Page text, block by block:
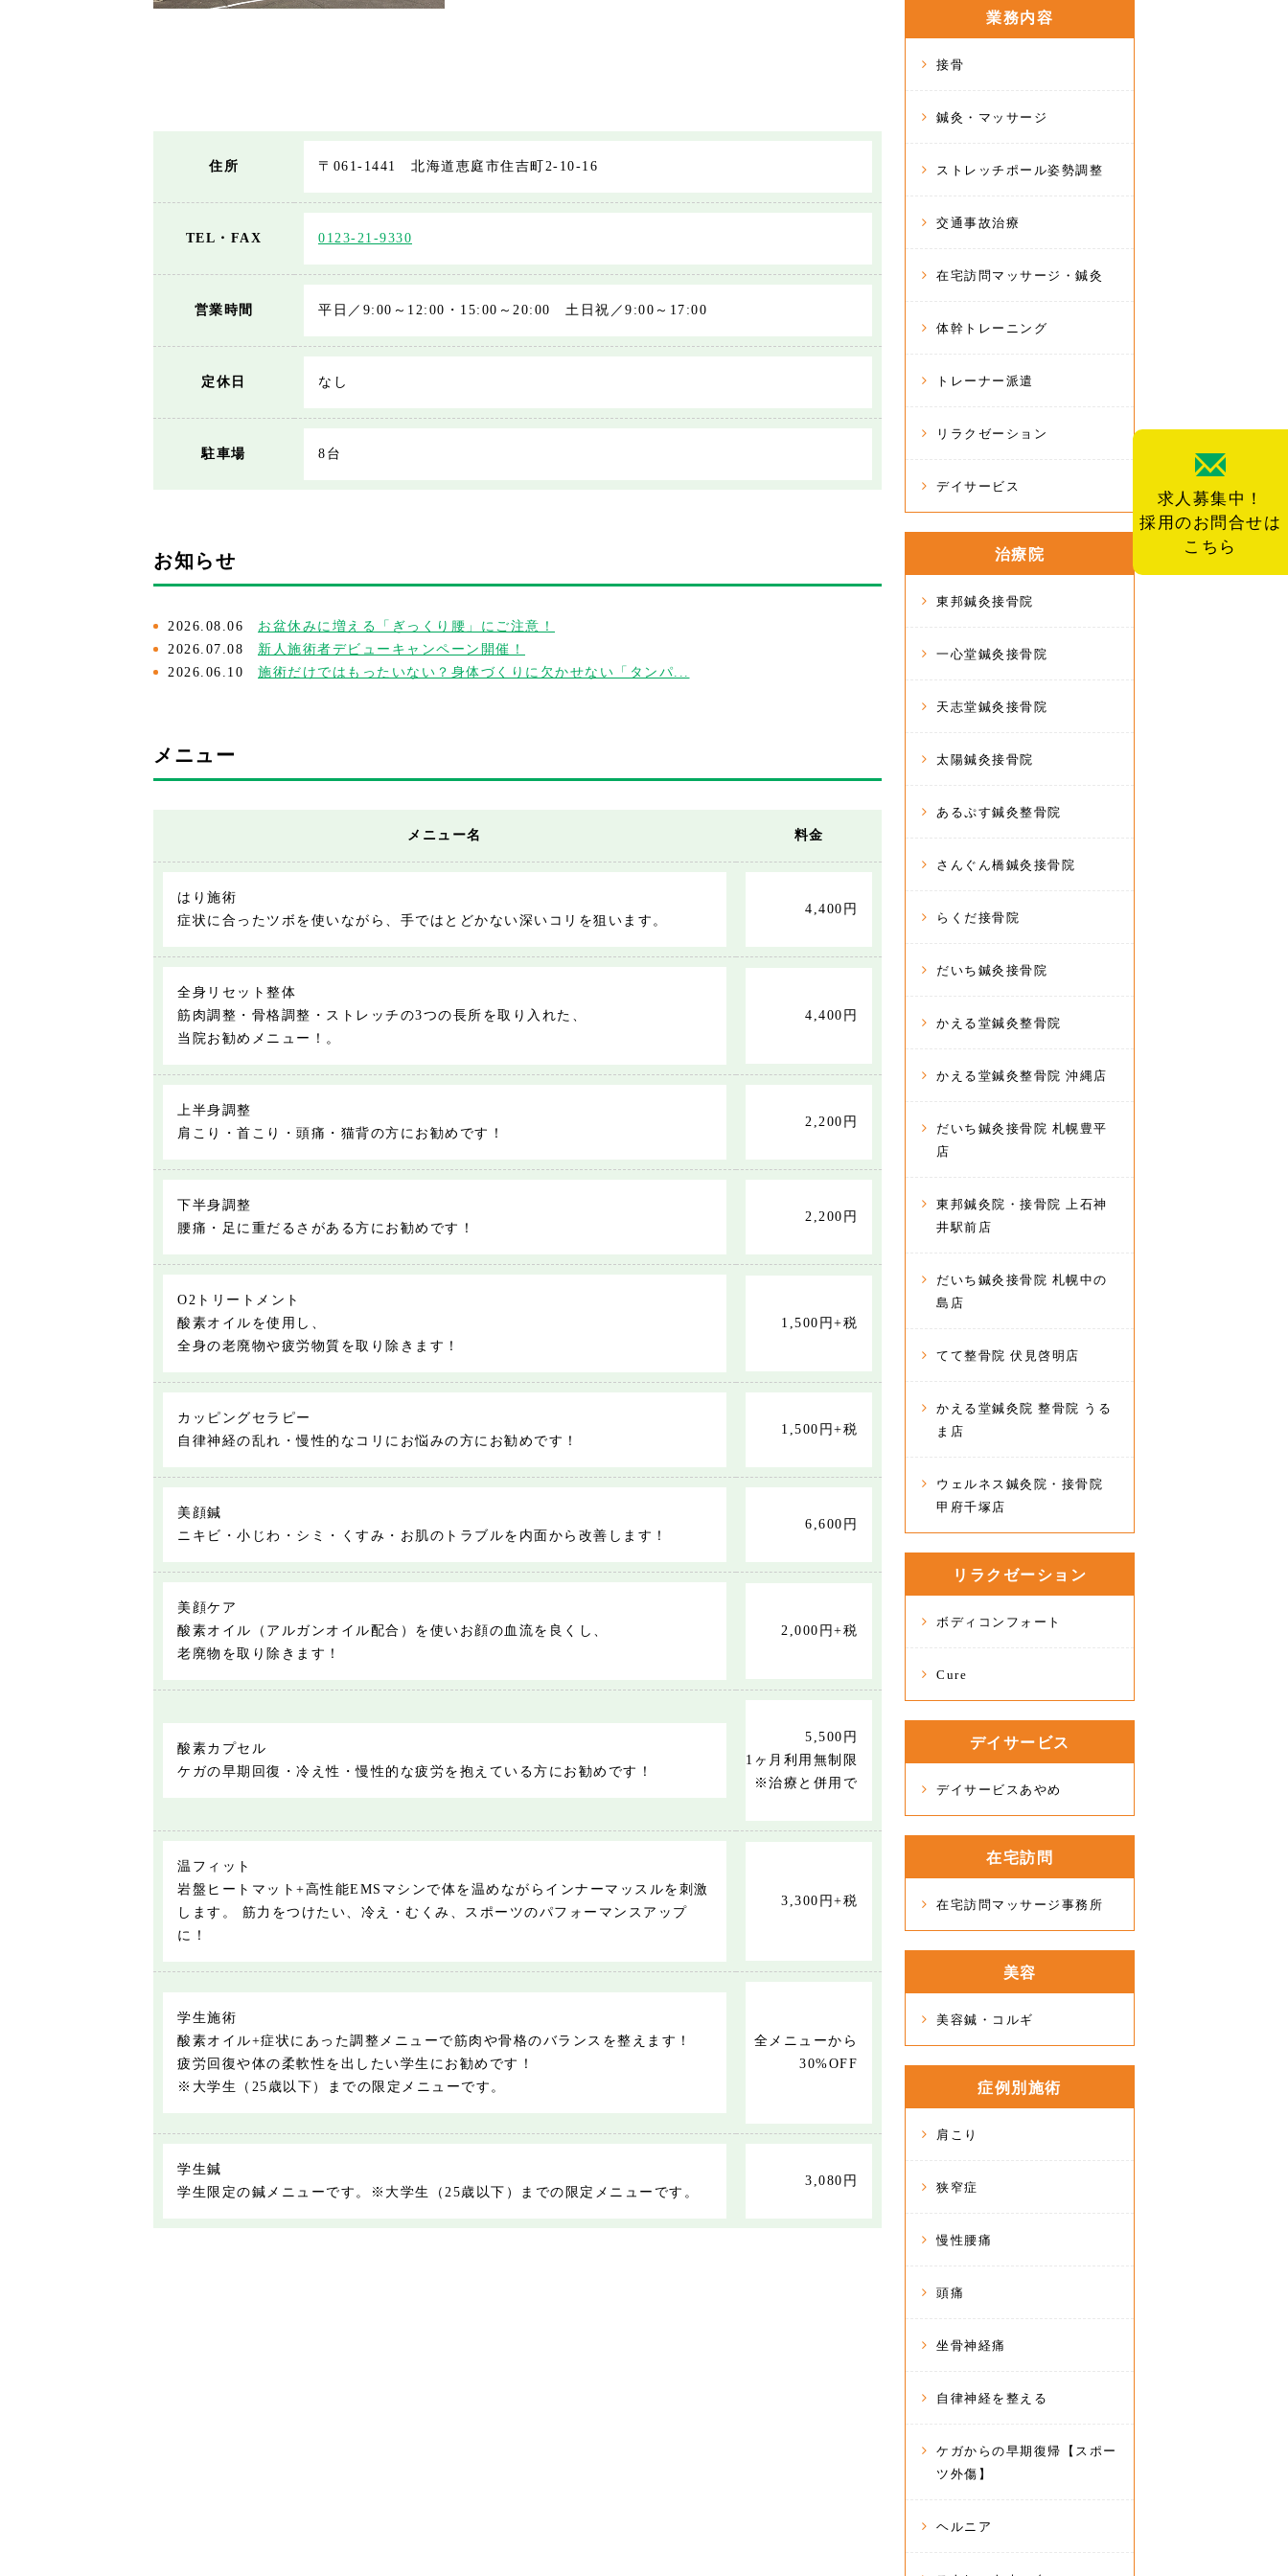
求人募集中！
採用のお問合せは
こちら
住所 〒061-1441 北海道恵庭市住吉町2-10-16
TEL・FAX 0123-21-9330
営業時間 平日／9:00～12:00・15:00～20:00 土日祝／9:00～17:00
定休日 なし
駐車場 8台
お知らせ
2026.08.06
お盆休みに増える「ぎっくり腰」にご注意！
2026.07.08
新人施術者デビューキャンペーン開催！
2026.06.10
施術だけではもったいない？身体づくりに欠かせない「タンパ...
メニュー
メニュー名 料金
はり施術
症状に合ったツボを使いながら、手ではとどかない深いコリを狙います。
4,400円
全身リセット整体
筋肉調整・骨格調整・ストレッチの3つの長所を取り入れた、
当院お勧めメニュー！。
4,400円
上半身調整
肩こり・首こり・頭痛・猫背の方にお勧めです！
2,200円
下半身調整
腰痛・足に重だるさがある方にお勧めです！
2,200円
O2トリートメント
酸素オイルを使用し、
全身の老廃物や疲労物質を取り除きます！
1,500円+税
カッピングセラピー
自律神経の乱れ・慢性的なコリにお悩みの方にお勧めです！
1,500円+税
美顔鍼
ニキビ・小じわ・シミ・くすみ・お肌のトラブルを内面から改善します！
6,600円
美顔ケア
酸素オイル（アルガンオイル配合）を使いお顔の血流を良くし、
老廃物を取り除きます！
2,000円+税
酸素カプセル
ケガの早期回復・冷え性・慢性的な疲労を抱えている方にお勧めです！
5,500円
1ヶ月利用無制限
※治療と併用で
温フィット
岩盤ヒートマット+高性能EMSマシンで体を温めながらインナーマッスルを刺激
します。 筋力をつけたい、冷え・むくみ、スポーツのパフォーマンスアップ
に！
3,300円+税
学生施術
酸素オイル+症状にあった調整メニューで筋肉や骨格のバランスを整えます！
疲労回復や体の柔軟性を出したい学生にお勧めです！
※大学生（25歳以下）までの限定メニューです。
全メニューから
30%OFF
学生鍼
学生限定の鍼メニューです。※大学生（25歳以下）までの限定メニューです。
3,080円
業務内容
接骨
鍼灸・マッサージ
ストレッチポール姿勢調整
交通事故治療
在宅訪問マッサージ・鍼灸
体幹トレーニング
トレーナー派遣
リラクゼーション
デイサービス
治療院
東邦鍼灸接骨院
一心堂鍼灸接骨院
天志堂鍼灸接骨院
太陽鍼灸接骨院
あるぷす鍼灸整骨院
さんぐん橋鍼灸接骨院
らくだ接骨院
だいち鍼灸接骨院
かえる堂鍼灸整骨院
かえる堂鍼灸整骨院 沖縄店
だいち鍼灸接骨院 札幌豊平
店
東邦鍼灸院・接骨院 上石神
井駅前店
だいち鍼灸接骨院 札幌中の
島店
てて整骨院 伏見啓明店
かえる堂鍼灸院 整骨院 うる
ま店
ウェルネス鍼灸院・接骨院
甲府千塚店
リラクゼーション
ボディコンフォート
Cure
デイサービス
デイサービスあやめ
在宅訪問
在宅訪問マッサージ事務所
美容
美容鍼・コルギ
症例別施術
肩こり
狭窄症
慢性腰痛
頭痛
坐骨神経痛
自律神経を整える
ケガからの早期復帰【スポー
ツ外傷】
ヘルニア